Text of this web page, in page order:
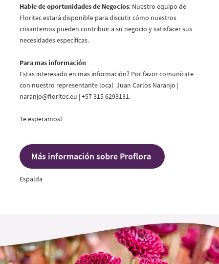
Hable de oportunidades de Negocios: Nuestro equipo de
Floritec estará disponible para discutir cómo nuestros
crisantemos pueden contribuir a su negocio y satisfacer sus
necesidades específicas.
Para mas información
Estas interesado en mas información? Por favor comunícate
con nuestro representante local Juan Carlos Naranjo |
naranjo@floritec.eu | +57 315 6293131.
Te esperamos!
Más información sobre Proflora
Espalda